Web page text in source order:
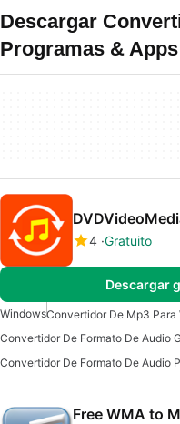
Descargar
Programas & Apps
4 Gratuito
Descargar
WindowsConvertidor De Mp3 Para
Free WMA to